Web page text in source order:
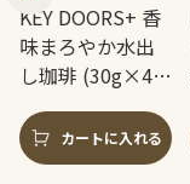
KEY DOORS+ 香
味まろやか水出
し珈琲 (30g×4
カートに入れる